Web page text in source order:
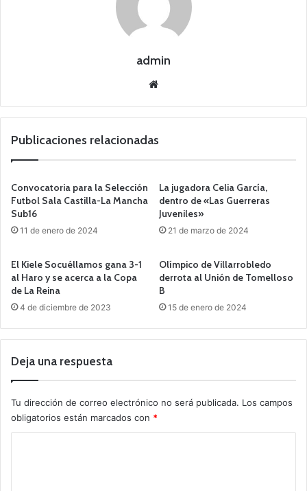
admin
we
Publicaciones relacionadas
Convocatoria para la Selección
Futbol Sala Castilla-La Mancha
Sub16
11 de enero de 2024
La jugadora Celia García,
dentro de «Las Guerreras
Juveniles»
21 de marzo de 2024
El Kiele Socuéllamos gana 3-1
al Haro y se acerca a la Copa
de La Reina
4 de diciembre de 2023
Olímpico de Villarrobledo
derrota al Unión de Tomelloso
B
15 de enero de 2024
Deja una respuesta
Tu dirección de correo electrónico no será publicada. Los campos
obligatorios están marcados con *